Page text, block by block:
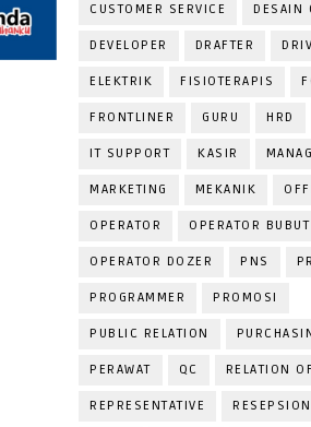
CUSTOMER SERVICE DESAIN
DEVELOPER DRAFTER
ELEKTRIK FISIOTERAPIS
FRONTLINER GURU HRD
IT SUPPORT KASIR
MARKETING MEKANIK
OPERATOR OPERATOR BUBUT
OPERATOR DOZER PNS
PROGRAMMER PROMOSI
PUBLIC RELATION
PERAWAT QC RELATION
REPRESENTATIVE